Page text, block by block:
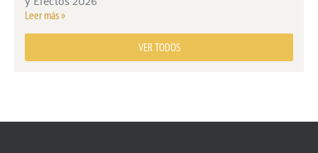
Leer más »
VER TODOS